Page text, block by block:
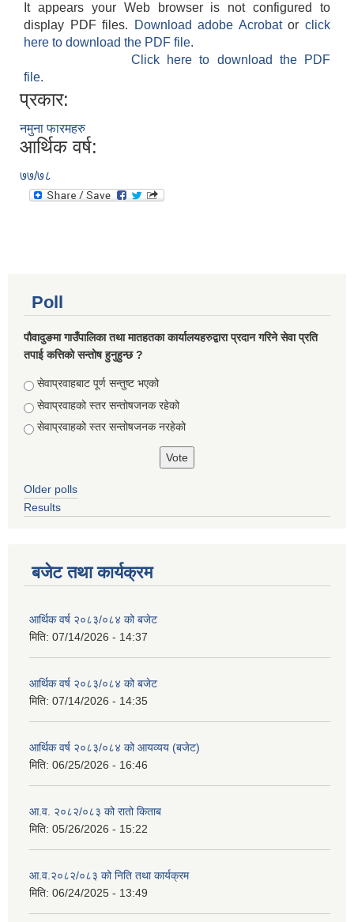
It appears your Web browser is not configured to
display PDF files.
Download adobe Acrobatorclick
here to download the PDF file.
Click here to download the PDF
file.
प्रकार:
नमुना फारमहरु
आर्थिक वर्ष:
७७/७८
Poll
पौवादुङमा गाउँपालिका तथा मातहतका कार्यालयहरुद्वारा प्रदान गरिने सेवा प्रति
तपाई कत्तिको सन्तोष हुनुहुन्छ ?
Choices
सेवाप्रवाहबाट पूर्ण सन्तुष्ट भएको
सेवाप्रवाहको स्तर सन्तोषजनक रहेको
सेवाप्रवाहको स्तर सन्तोषजनक नरहेको
Older polls
Results
बजेट तथा कार्यक्रम
आर्थिक वर्ष २०८३/०८४ को बजेट
मिति: 07/14/2026 - 14:37
आर्थिक वर्ष २०८३/०८४ को बजेट
मिति: 07/14/2026 - 14:35
आर्थिक वर्ष २०८३/०८४ को आयव्यय (बजेट)
मिति: 06/25/2026 - 16:46
आ.व. २०८२/०८३ को रातो किताब
मिति: 05/26/2026 - 15:22
आ.व.२०८२/०८३ को निति तथा कार्यक्रम
मिति: 06/24/2025 - 13:49